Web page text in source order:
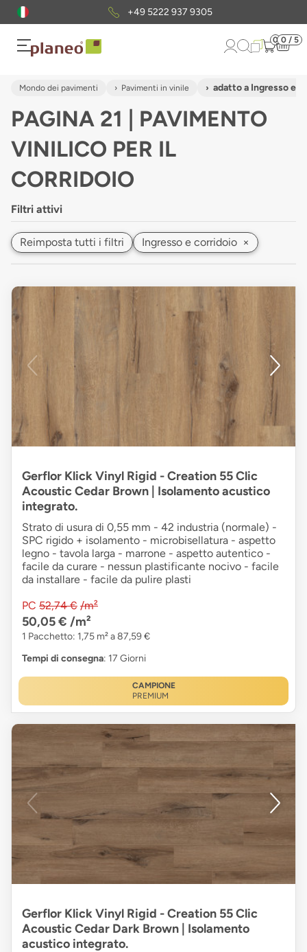
Pacchetto di campionigratuiti
0 0 / 5
Mondo dei pavimenti Pavimenti in vinile adatto a Ingresso e
PAGINA 21 | PAVIMENTO
VINILICO PER IL
CORRIDOIO
Filtri attivi
Reimposta tutti i filtri Ingresso e corridoio ×
Gerflor Klick Vinyl Rigid - Creation 55 Clic
Acoustic Cedar Brown | Isolamento acustico
integrato.
Strato di usura di 0,55 mm - 42 industria (normale) -
SPC rigido + isolamento - microbisellatura - aspetto
legno - tavola larga - marrone - aspetto autentico -
facile da curare - nessun plastificante nocivo - facile
da installare - facile da pulire plasti
PC 52,74 € /m²
50,05 € /m²
1 Pacchetto: 1,75 m² a 87,59 €
Tempi di consegna: 17 Giorni
CAMPIONE
PREMIUM
Gerflor Klick Vinyl Rigid - Creation 55 Clic
Acoustic Cedar Dark Brown | Isolamento
acustico integrato.